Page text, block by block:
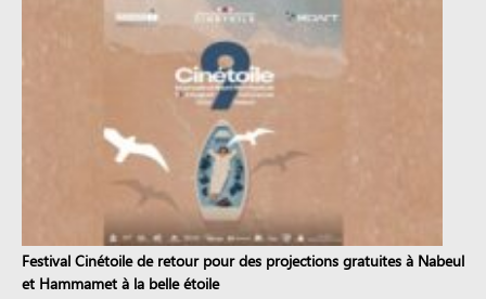
Festival Cinétoile de retour pour des projections gratuites à Nabeul
et Hammamet à la belle étoile